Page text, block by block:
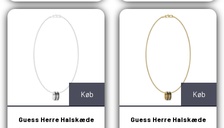
Køb
Guess Herre Halskæde
Køb
Guess Herre Halskæde